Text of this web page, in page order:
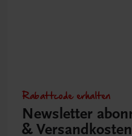
Rabattcode erhalten
Newsletter
&